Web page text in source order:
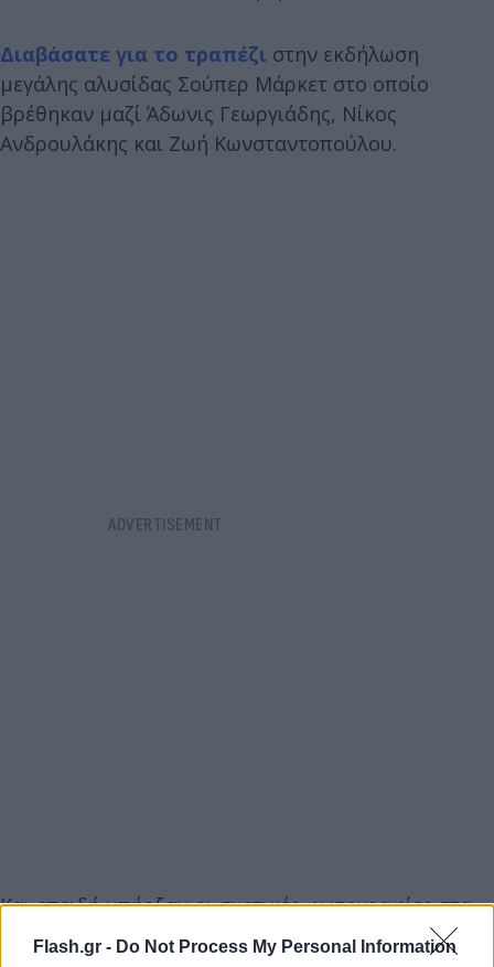
Flash.gr - Do Not Process My Personal Information
Διαβάσατε για το τραπέζι στην εκδήλωση
μεγάλης αλυσίδας Σούπερ Μάρκετ στο οποίο
βρέθηκαν μαζί Άδωνις Γεωργιάδης, Νίκος
Ανδρουλάκης και Ζωή Κωνσταντοπούλου.
Και επειδή υπήρξαν οι σχετικές φωτογραφίες στα
πρακτορεία και άρχισαν να γράφονται... διάφορα